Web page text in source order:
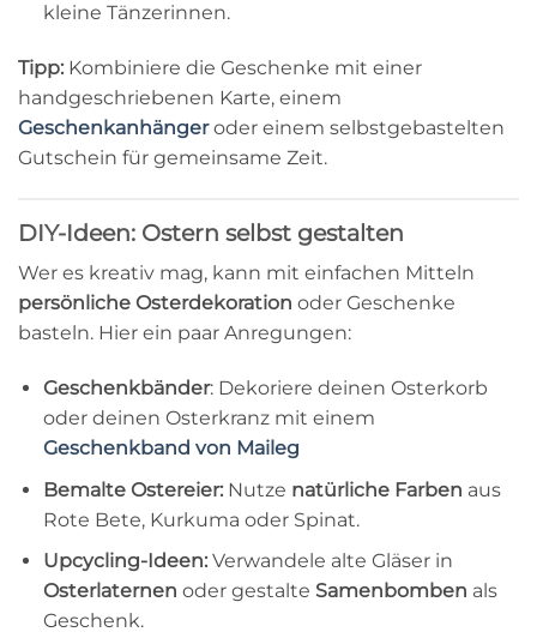
kleine Tänzerinnen.
Tipp: Kombiniere die Geschenke mit einer
handgeschriebenen Karte, einem
Geschenkanhängeroder einem selbstgebastelten
Gutschein für gemeinsame Zeit.
DIY-Ideen: Ostern selbst gestalten
Wer es kreativ mag, kann mit einfachen Mitteln
persönliche Osterdekoration oder Geschenke
basteln. Hier ein paar Anregungen:
Geschenkbänder: Dekoriere deinen Osterkorb
oder deinen Osterkranz mit einem
Geschenkband von Maileg
Bemalte Ostereier:Nutze natürliche Farben aus
Rote Bete, Kurkuma oder Spinat.
Upcycling-Ideen:Verwandele alte Gläser in
Osterlaternen oder gestalte Samenbomben als
Geschenk.